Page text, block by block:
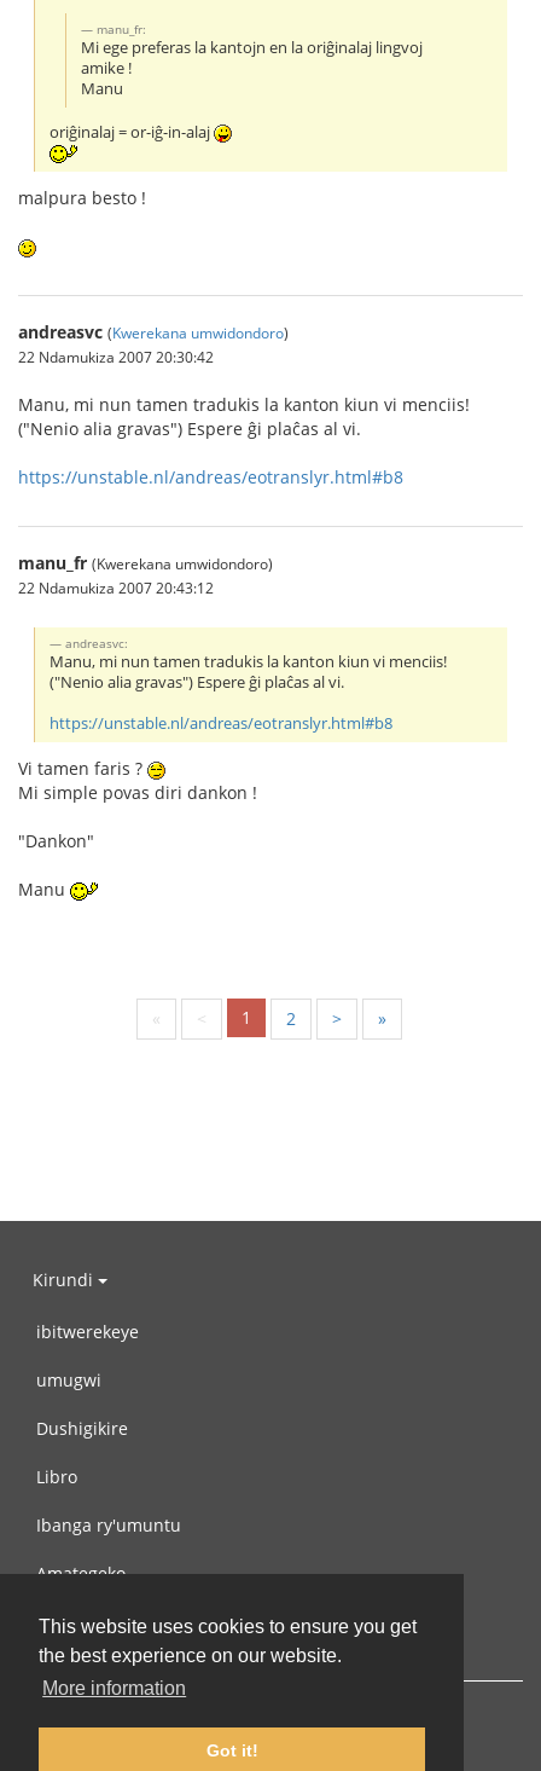
This website uses cookies to ensure you get
the best experience on our website.
More information
Got it!
manu_fr:
Mi ege preferas la kantojn en la oriĝinalaj lingvoj
amike !
Manu
oriĝinalaj = or-iĝ-in-alaj
malpura besto !
andreasvc (Kwerekana umwidondoro)
22 Ndamukiza 2007 20:30:42
Manu, mi nun tamen tradukis la kanton kiun vi menciis!
("Nenio alia gravas") Espere ĝi plaĉas al vi.
https://unstable.nl/andreas/eotranslyr.html#b8
manu_fr (Kwerekana umwidondoro)
22 Ndamukiza 2007 20:43:12
andreasvc:
Manu, mi nun tamen tradukis la kanton kiun vi menciis!
("Nenio alia gravas") Espere ĝi plaĉas al vi.
https://unstable.nl/andreas/eotranslyr.html#b8
Vi tamen faris ?
Mi simple povas diri dankon !
"Dankon"
Manu
« < 1 2 > »
Kirundi
ibitwerekeye
umugwi
Dushigikire
Libro
Ibanga ry'umuntu
Amategeko
Turondere